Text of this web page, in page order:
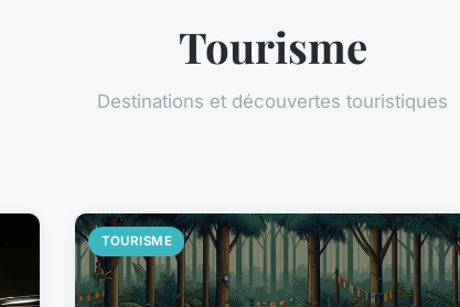
Tourisme
Destinations et découvertes touristiques
TOURISME